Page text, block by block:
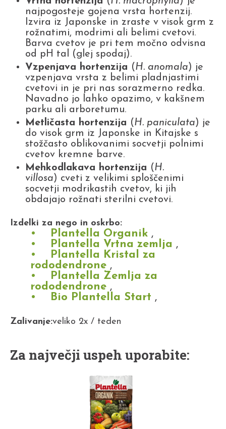
najpogosteje gojena vrsta hortenzij.
Izvira iz Japonske in zraste v visok grm z
rožnatimi, modrimi ali belimi cvetovi.
Barva cvetov je pri tem močno odvisna
od pH tal (glej spodaj).
Vzpenjava hortenzija (H. anomala) je
vzpenjava vrsta z belimi pladnjastimi
cvetovi in je pri nas sorazmerno redka.
Navadno jo lahko opazimo, v kakšnem
parku ali arboretumu.
Metličasta hortenzija (H. paniculata) je
do visok grm iz Japonske in Kitajske s
stožčasto oblikovanimi socvetji polnimi
cvetov kremne barve.
Mehkodlakava hortenzija (H.
villosa) cveti z velikimi sploščenimi
socvetji modrikastih cvetov, ki jih
obdajajo rožnati sterilni cvetovi.
Izdelki za nego in oskrbo:
Plantella Organik ,
Plantella Vrtna zemlja ,
Plantella Kristal za
rododendrone ,
Plantella Zemlja za
rododendrone ,
Bio Plantella Start ,
Zalivanje:veliko 2x / teden
Za največji uspeh uporabite: